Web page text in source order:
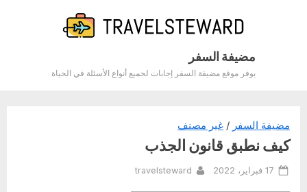
مضيفة السفر
يوفر موقع مضيفة السفر إجابات لجميع أنواع الأسئلة في الحياة
مضيفة السفر / غير مصنف
كيف نطبق قانون الجذب
Posted
17 فبراير، 2022 By
travelsteward